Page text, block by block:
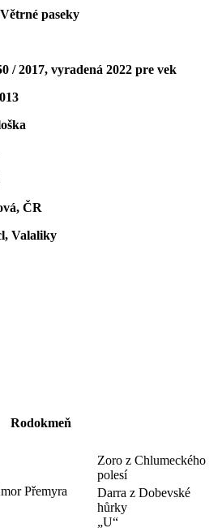
paseky
/ 2017, vyradená 2022 pre vek
ČR
Valaliky
Rodokmeň
Přemyra
Zoro z Chlumeckého
polesí
Darra z Dobevské
hůrky
„U“